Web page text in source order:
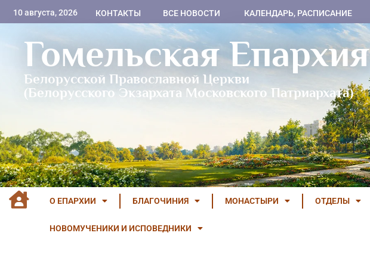
10 августа, 2026 КОНТАКТЫ ВСЕ НОВОСТИ КАЛЕНДАРЬ, РАСПИСАНИЕ
Гомельская Епархия
Белорусской Православной Церкви
(Белорусского Экзархата Московского Патриархата)
О ЕПАРХИИ БЛАГОЧИНИЯ МОНАСТЫРИ ОТДЕЛЫ
НОВОМУЧЕНИКИ И ИСПОВЕДНИКИ